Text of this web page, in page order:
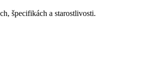
špecifikách a starostlivosti.